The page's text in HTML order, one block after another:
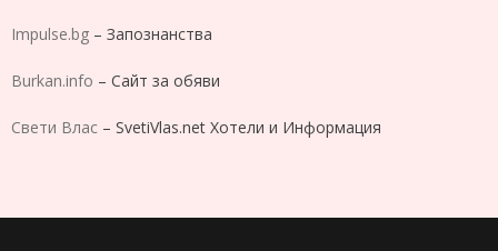
Impulse.bg – Запознанства
Burkan.info – Сайт за обяви
Свети Влас – SvetiVlas.net Хотели и Информация